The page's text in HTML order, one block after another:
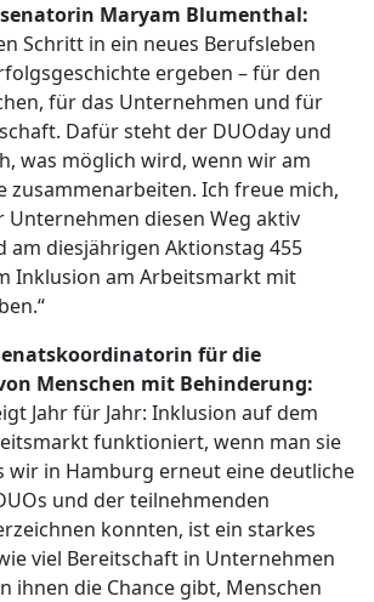
Maryam Blumenthal:
Schritt in ein neues Berufsleben
ergeben – für den
für das Unternehmen und für
Dafür steht der DUOday und
was möglich wird, wenn wir am
zusammenarbeiten. Ich freue mich,
Unternehmen diesen Weg aktiv
am diesjährigen Aktionstag 455
Inklusion am Arbeitsmarkt mit
für die
Menschen mit Behinderung:
Jahr für Jahr: Inklusion auf dem
funktioniert, wenn man sie
wir in Hamburg erneut eine deutliche
und der teilnehmenden
konnten, ist ein starkes
viel Bereitschaft in Unternehmen
ihnen die Chance gibt, Menschen